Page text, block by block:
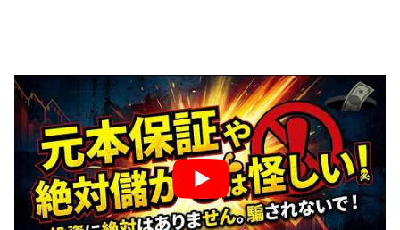
画像はAI生成の架空画像です。
Geminiの解説に基づいていますが、ナレーションに間違
いがある可能性もあるので了承ください。
この作品はAI生成素材を使っています。